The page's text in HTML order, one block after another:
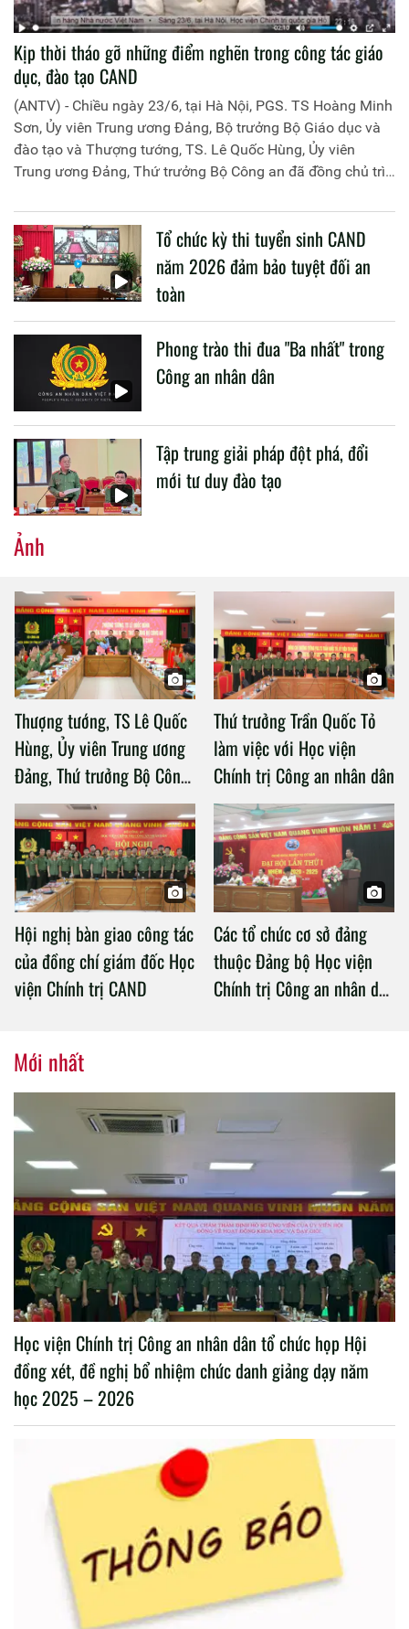
Kịp thời tháo gỡ những điểm nghẽn trong công tác giáo
dục, đào tạo CAND
(ANTV) - Chiều ngày 23/6, tại Hà Nội, PGS. TS Hoàng Minh
Sơn, Ủy viên Trung ương Đảng, Bộ trưởng Bộ Giáo dục và
đào tạo và Thượng tướng, TS. Lê Quốc Hùng, Ủy viên
Trung ương Đảng, Thứ trưởng Bộ Công an đã đồng chủ trì
liên quan đến công tác giáo dục và đào tạo của lực lượng
CAND.
Tổ chức kỳ thi tuyển sinh CAND
năm 2026 đảm bảo tuyệt đối an
toàn
Phong trào thi đua "Ba nhất" trong
Công an nhân dân
Tập trung giải pháp đột phá, đổi
mới tư duy đào tạo
Ảnh
Thượng tướng, TS Lê Quốc
Hùng, Ủy viên Trung ương
Đảng, Thứ trưởng Bộ Công
an làm việc với Học viện
Chính trị Công an nhân dân
Thứ trưởng Trần Quốc Tỏ
làm việc với Học viện
Chính trị Công an nhân dân
Hội nghị bàn giao công tác
của đồng chí giám đốc Học
viện Chính trị CAND
Các tổ chức cơ sở đảng
thuộc Đảng bộ Học viện
Chính trị Công an nhân dân
Mới nhất
Học viện Chính trị Công an nhân dân tổ chức họp Hội
đồng xét, đề nghị bổ nhiệm chức danh giảng dạy năm
học 2025 – 2026